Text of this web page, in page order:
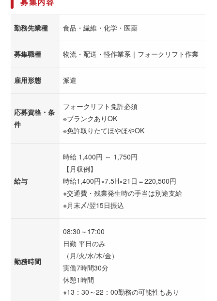
勤務先業種 食品・繊維・化学・医薬
募集職種 物流・配送・軽作業系｜フォークリフト作業
雇用形態 派遣
応募資格・条
件
フォークリフト免許必須
※ブランクありOK
※免許取りたてほやほやOK
給与
時給 1,400円 ～ 1,750円
【月収例】
時給1,400円×7.5H×21日＝220,500円
※交通費・残業発生時の手当は別途支給
※月末〆/翌15日振込
勤務時間
08:30～17:00
日勤 平日のみ
（月/火/水/木/金）
実働7時間30分
休憩1時間
※13：30～22：00勤務の可能性もあり